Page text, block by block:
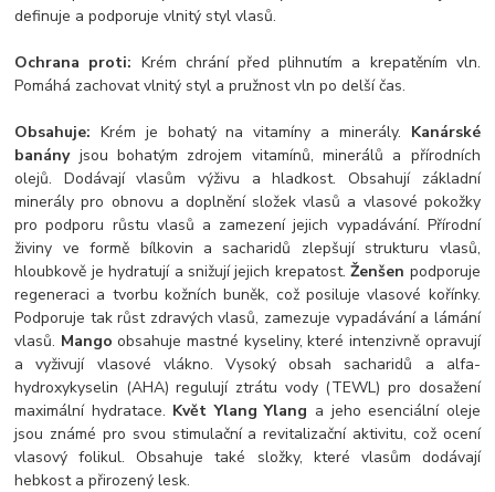
definuje a podporuje vlnitý styl vlasů.
Ochrana proti: Krém chrání před plihnutím a krepatěním vln.
Pomáhá zachovat vlnitý styl a pružnost vln po delší čas.
Obsahuje: Krém je bohatý na vitamíny a minerály. Kanárské
banányjsou bohatým zdrojem vitamínů, minerálů a přírodních
olejů. Dodávají vlasům výživu a hladkost. Obsahují základní
minerály pro obnovu a doplnění složek vlasů a vlasové pokožky
pro podporu růstu vlasů a zamezení jejich vypadávání. Přírodní
živiny ve formě bílkovin a sacharidů zlepšují strukturu vlasů,
hloubkově je hydratují a snižují jejich krepatost. Ženšen podporuje
regeneraci a tvorbu kožních buněk, což posiluje vlasové kořínky.
Podporuje tak růst zdravých vlasů, zamezuje vypadávání a lámání
vlasů. Mangoobsahuje mastné kyseliny, které intenzivně opravují
a vyživují vlasové vlákno. Vysoký obsah sacharidů a alfa-
hydroxykyselin (AHA) regulují ztrátu vody (TEWL) pro dosažení
maximální hydratace. Květ Ylang Ylang a jeho esenciální oleje
jsou známé pro svou stimulační a revitalizační aktivitu, což ocení
vlasový folikul. Obsahuje také složky, které vlasům dodávají
hebkost a přirozený lesk.